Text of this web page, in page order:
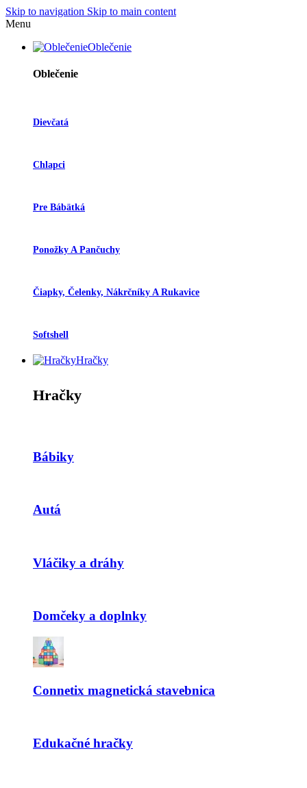
Skip to navigation Skip to main content
Menu
Oblečenie
Oblečenie
Dievčatá
Chlapci
Pre Bábätká
Ponožky A Pančuchy
Čiapky, Čelenky, Nákrčníky A Rukavice
Softshell
Hračky
Hračky
Bábiky
Autá
Vláčiky a dráhy
Domčeky a doplnky
Connetix magnetická stavebnica
Edukačné hračky